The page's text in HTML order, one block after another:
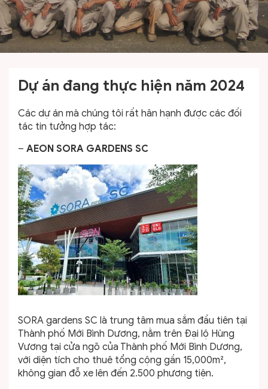
Dự án đang thực hiện năm 2024
Các dự án mà chúng tôi rất hân hạnh được các đối
tác tin tưởng hợp tác:
– AEON SORA GARDENS SC
SORA gardens SC là trung tâm mua sắm đầu tiên tại
Thành phố Mới Bình Dương, nằm trên Đại lộ Hùng
Vương tại cửa ngõ của Thành phố Mới Bình Dương,
với diện tích cho thuê tổng cộng gần 15,000m²,
không gian đỗ xe lên đến 2.500 phương tiện.